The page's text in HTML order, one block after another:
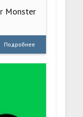
Monster
Подробнее